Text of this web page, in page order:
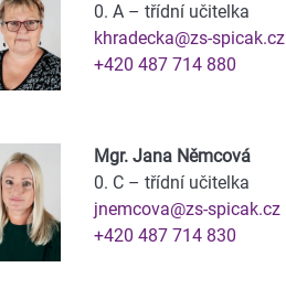
0. A – třídní učitelka
khradecka@zs-spicak.cz
+420 487 714 880
Mgr. Jana Němcová
0. C – třídní učitelka
jnemcova@zs-spicak.cz
+420 487 714 830